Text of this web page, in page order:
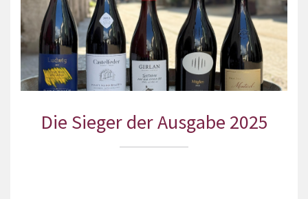
Die Sieger der Ausgabe 2025